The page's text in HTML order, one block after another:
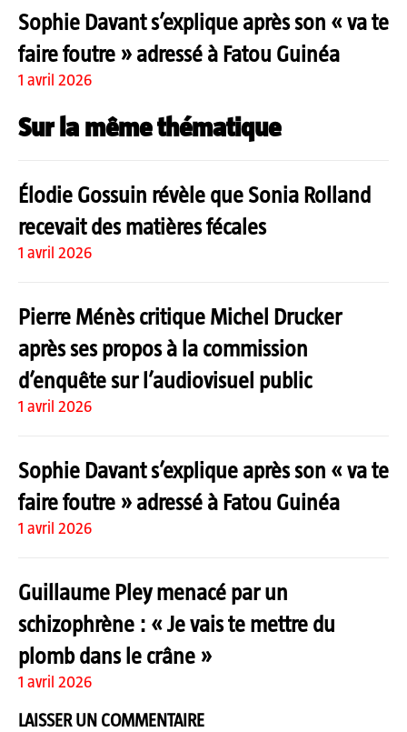
Sophie Davant s’explique après son « va te
faire foutre » adressé à Fatou Guinéa
1 avril 2026
Sur la même thématique
Élodie Gossuin révèle que Sonia Rolland
recevait des matières fécales
1 avril 2026
Pierre Ménès critique Michel Drucker
après ses propos à la commission
d’enquête sur l’audiovisuel public
1 avril 2026
Sophie Davant s’explique après son « va te
faire foutre » adressé à Fatou Guinéa
1 avril 2026
Guillaume Pley menacé par un
schizophrène : « Je vais te mettre du
plomb dans le crâne »
1 avril 2026
LAISSER UN COMMENTAIRE